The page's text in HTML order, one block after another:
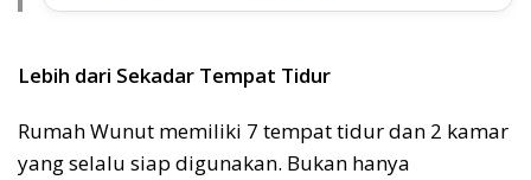
Lebih dari Sekadar Tempat Tidur
Rumah Wunut memiliki 7 tempat tidur dan 2 kamar
yang selalu siap digunakan. Bukan hanya